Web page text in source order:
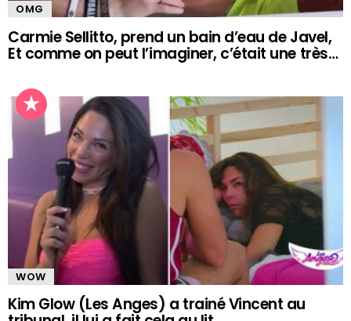
OMG
Carmie Sellitto, prend un bain d’eau de Javel,
Et comme on peut l’imaginer, c’était une très…
WOW
Kim Glow (Les Anges) a trainé Vincent au